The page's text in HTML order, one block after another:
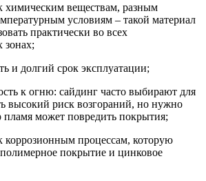
химическим веществам, разным
условиям – такой материал
практически во всех
зонах;
и долгий срок эксплуатации;
к огню: сайдинг часто выбирают для
высокий риск возгораний, но нужно
пламя может повредить покрытия;
коррозионным процессам, которую
покрытие и цинковое